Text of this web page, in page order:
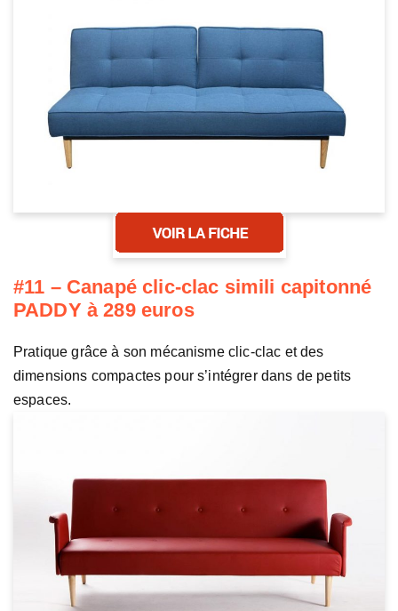
#11 – Canapé clic-clac simili capitonné
PADDY à 289 euros
Pratique grâce à son mécanisme clic-clac et des
dimensions compactes pour s’intégrer dans de petits
espaces.